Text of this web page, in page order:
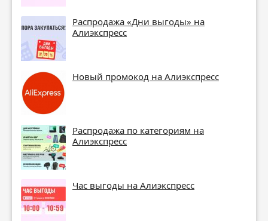
Распродажа «Дни выгоды» на
Алиэкспресс
Новый промокод на Алиэкспресс
Распродажа по категориям на
Алиэкспресс
Час выгоды на Алиэкспресс